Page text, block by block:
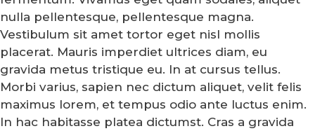
nulla pellentesque, pellentesque magna.
Vestibulum sit amet tortor eget nisl mollis
placerat. Mauris imperdiet ultrices diam, eu
gravida metus tristique eu. In at cursus tellus.
Morbi varius, sapien nec dictum aliquet, velit felis
maximus lorem, et tempus odio ante luctus enim.
In hac habitasse platea dictumst. Cras a gravida